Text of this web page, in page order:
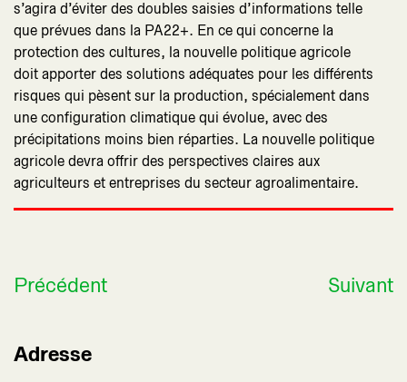
s’agira d’éviter des doubles saisies d’informations telle
que prévues dans la PA22+. En ce qui concerne la
protection des cultures, la nouvelle politique agricole
doit apporter des solutions adéquates pour les différents
risques qui pèsent sur la production, spécialement dans
une configuration climatique qui évolue, avec des
précipitations moins bien réparties. La nouvelle politique
agricole devra offrir des perspectives claires aux
agriculteurs et entreprises du secteur agroalimentaire.
Suivant
Précédent
Adresse